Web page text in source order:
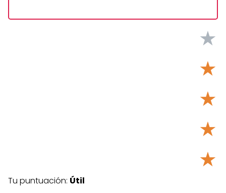
★
★
★
★
★
Tu puntuación: Útil